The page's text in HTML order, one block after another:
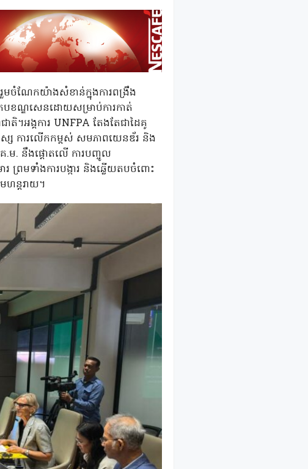
មចំណែកយ៉ាងសំខាន់ក្នុងការពង្រឹង
បខណ្ឌសេនដោយសម្រាប់ការកាត់
។អង្គការ UNFPA តែងតែជាដៃគូ
នុស្ស ការលើកកម្ពស់ សមភាពយេនឌ័រ និង
គ.ម. នឹងផ្តោតលើ ការបញ្ចូល
ព្រមទាំងការបង្ការ និងឆ្លើយតបចំពោះ
ហន្តរាយ។